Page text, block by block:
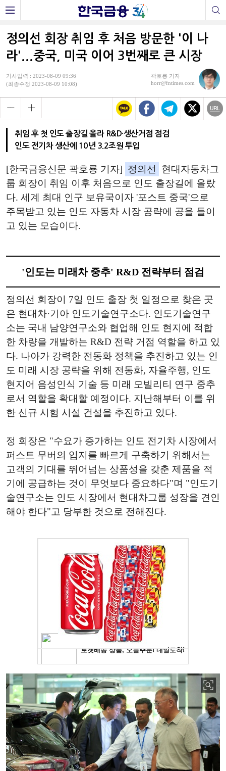
정의선 회장 취임 후 처음 방문한 '이 나
라'...중국, 미국 이어 3번째로 큰 시장
기사입력 : 2023-08-09 09:36
(최종수정 2023-08-09 10:08)
곽호룡 기자
horr@fntimes.com
취임 후 첫 인도 출장길 올라 R&D·생산거점 점검
인도 전기차 생산에 10년 3.2조원 투입
[한국금융신문 곽호룡 기자] 정의선
현대자동차그
룹 회장이 취임 이후 처음으로 인도 출장길에 올랐
다. 세계 최대 인구 보유국이자 '포스트 중국'으로
주목받고 있는 인도 자동차 시장 공략에 공을 들이
고 있는 모습이다.
'인도는 미래차 중추' R&D 전략부터 점검
정의선 회장이 7일 인도 출장 첫 일정으로 찾은 곳
은 현대차·기아 인도기술연구소다. 인도기술연구
소는 국내 남양연구소와 협업해 인도 현지에 적합
한 차량을 개발하는 R&D 전략 거점 역할을 하고 있
다. 나아가 강력한 전동화 정책을 추진하고 있는 인
도 미래 시장 공략을 위해 전동화, 자율주행, 인도
현지어 음성인식 기술 등 미래 모빌리티 연구 중추
로서 역할을 확대할 예정이다. 지난해부터 이를 위
한 신규 시험 시설 건설을 추진하고 있다.
정 회장은 "수요가 증가하는 인도 전기차 시장에서
퍼스트 무버의 입지를 빠르게 구축하기 위해서는
고객의 기대를 뛰어넘는 상품성을 갖춘 제품을 적
기에 공급하는 것이 무엇보다 중요하다"며 "인도기
술연구소는 인도 시장에서 현대차그룹 성장을 견인
해야 한다"고 당부한 것으로 전해진다.